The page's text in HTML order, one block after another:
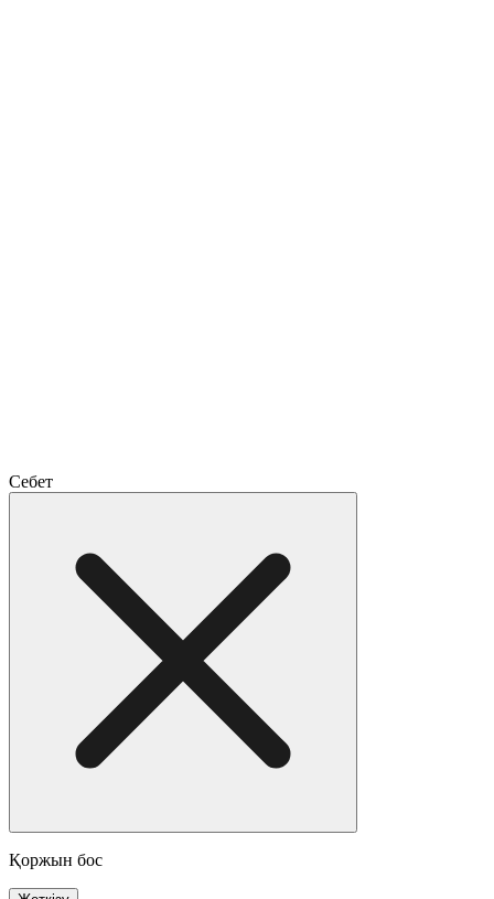
Себет
Қоржын бос